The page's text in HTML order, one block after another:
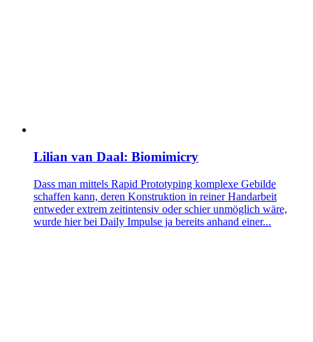
Lilian van Daal: Biomimicry
Dass man mittels Rapid Prototyping komplexe Gebilde
schaffen kann, deren Konstruktion in reiner Handarbeit
entweder extrem zeitintensiv oder schier unmöglich wäre,
wurde hier bei Daily Impulse ja bereits anhand einer...